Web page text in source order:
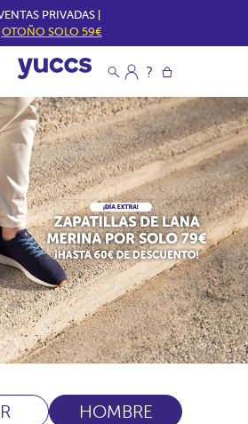
PRIVADAS |
OTOÑO SOLO 59€
HOMBRE